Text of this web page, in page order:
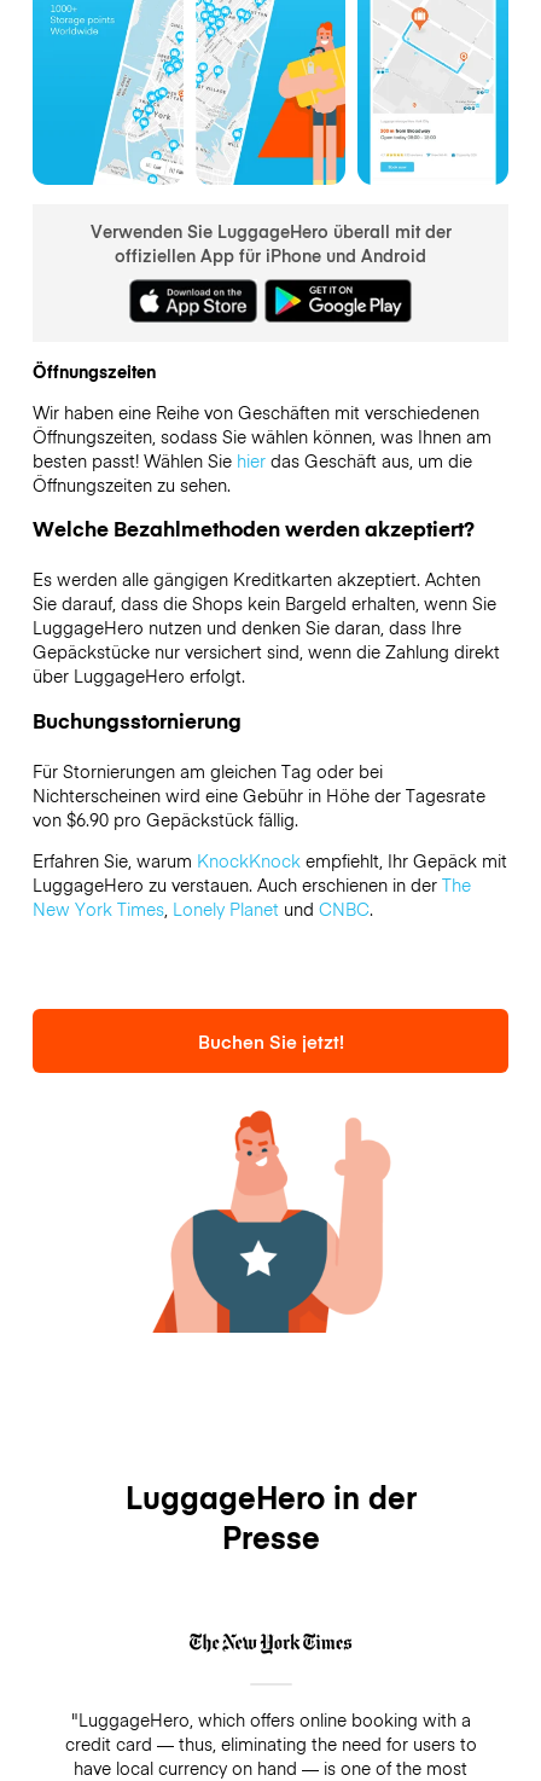
Verwenden Sie LuggageHero überall mit der
offiziellen App für iPhone und Android
Öffnungszeiten
Wir haben eine Reihe von Geschäften mit verschiedenen
Öffnungszeiten, sodass Sie wählen können, was Ihnen am
besten passt! Wählen Sie hierdas Geschäft aus, um die
Öffnungszeiten zu sehen.
Welche Bezahlmethoden werden akzeptiert?
Es werden alle gängigen Kreditkarten akzeptiert. Achten
Sie darauf, dass die Shops kein Bargeld erhalten, wenn Sie
LuggageHero nutzen und denken Sie daran, dass Ihre
Gepäckstücke nur versichert sind, wenn die Zahlung direkt
über LuggageHero erfolgt.
Buchungsstornierung
Für Stornierungen am gleichen Tag oder bei
Nichterscheinen wird eine Gebühr in Höhe der Tagesrate
von $6.90 pro Gepäckstück fällig.
Erfahren Sie, warum KnockKnockempfiehlt, Ihr Gepäck mit
LuggageHero zu verstauen. Auch erschienen in der The
New York Times, Lonely Planetund CNBC.
Buchen Sie jetzt!
LuggageHero in der
Presse
"LuggageHero, which offers online booking with a
credit card — thus, eliminating the need for users to
have local currency on hand — is one of the most